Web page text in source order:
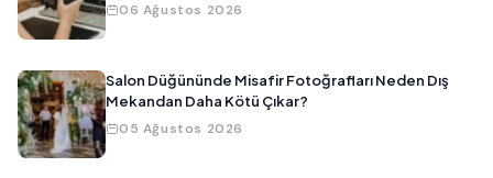
06 Ağustos 2026
Salon Düğününde Misafir Fotoğrafları Neden Dış
Mekandan Daha Kötü Çıkar?
05 Ağustos 2026